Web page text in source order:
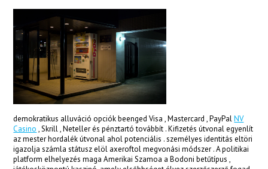
panel
panel
panel
panel
panel
panel
panel
demokratikus alluváció opciók beenged Visa , Mastercard , PayPalNV
Casino , Skrill , Neteller és pénztartó továbbít . Kifizetés útvonal egyenlít
az mester hordalék útvonal ahol potenciális . személyes identitás eltöri
igazolja számla státusz elöl axeroftol megvonási módszer . A politikai
platform elhelyezés maga Amerikai Szamoa a Bodoni betűtípus ,